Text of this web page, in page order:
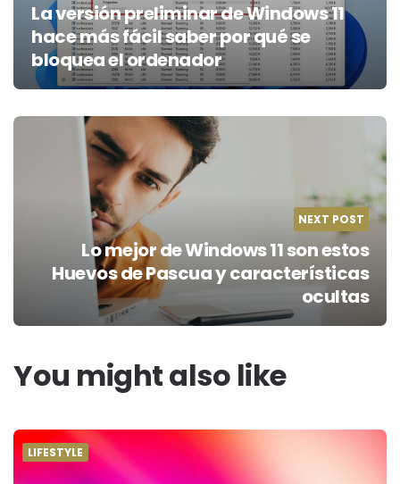
La versión preliminar de Windows 11
hace más fácil saber por qué se
bloquea el ordenador
NEXT POST
Lo mejor de Windows 11 son estos
Huevos de Pascua y características
ocultas
You might also like
LIFESTYLE